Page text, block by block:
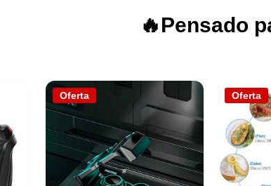
🔥Pensado
Oferta Oferta